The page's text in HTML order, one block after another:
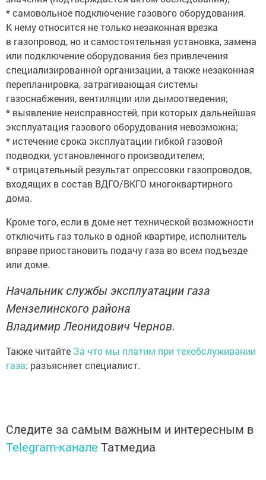
* самовольное подключение газового оборудования.
К нему относится не только незаконная врезка
в газопровод, но и самостоятельная установка, замена
или подключение оборудования без привлечения
специализированной организации, а также незаконная
перепланировка, затрагивающая системы
газоснабжения, вентиляции или дымоотведения;
* выявление неисправностей, при которых дальнейшая
эксплуатация газового оборудования невозможна;
* истечение срока эксплуатации гибкой газовой
подводки, установленного производителем;
* отрицательный результат опрессовки газопроводов,
входящих в состав ВДГО/ВКГО многоквартирного
дома.
Кроме того, если в доме нет технической возможности
отключить газ только в одной квартире, исполнитель
вправе приостановить подачу газа во всем подъезде
или доме.
Начальник службы эксплуатации газа
Мензелинского района
Владимир Леонидович Чернов.
Также читайте За что мы платим при техобслуживании
газа: разъясняет специалист.
Следите за самым важным и интересным в
Telegram-канале Татмедиа